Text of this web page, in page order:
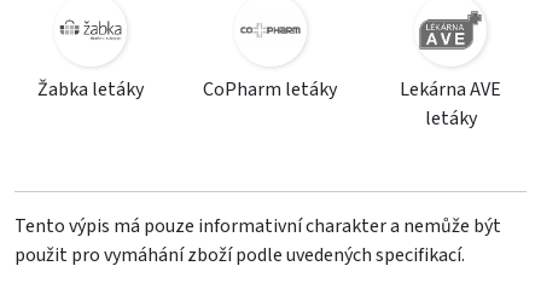
Žabka letáky CoPharm letáky
Lekárna AVE
letáky
Tento výpis má pouze informativní charakter a nemůže být
použit pro vymáhání zboží podle uvedených specifikací.